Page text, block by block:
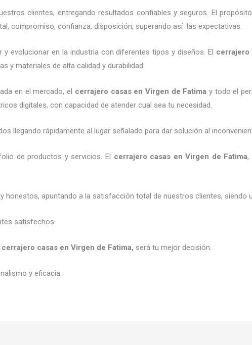
clientes, entregando resultados confiables y seguros. El
compromiso, confianza, disposición, superando así las expectativas.
evolucionar en la industria con diferentes tipos y diseños. El cerrajero
y materiales de alta calidad y durabilidad.
en el mercado, el cerrajero casas en Virgen de Fatima y todo el
digitales, con capacidad de atender cual sea tu necesidad.
llegando rápidamente al lugar señalado para dar solución al
de productos y servicios. El cerrajero casas en Virgen de Fatima,
honestos, apuntando a la satisfacción total de nuestros clientes,
satisfechos.
cerrajero casas en Virgen de Fatima, será tu mejor decisión.
y eficacia.